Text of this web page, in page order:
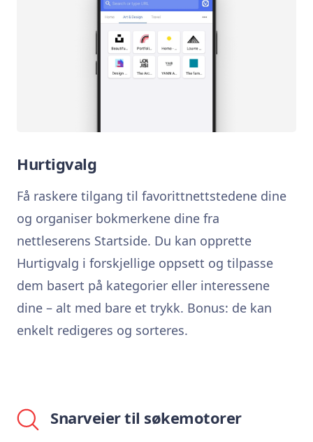
Hurtigvalg
Få raskere tilgang til favorittnettstedene dine
og organiser bokmerkene dine fra
nettleserens Startside. Du kan opprette
Hurtigvalg i forskjellige oppsett og tilpasse
dem basert på kategorier eller interessene
dine – alt med bare et trykk. Bonus: de kan
enkelt redigeres og sorteres.
Snarveier til søkemotorer